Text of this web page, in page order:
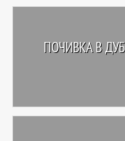
ПОЧИВКА В